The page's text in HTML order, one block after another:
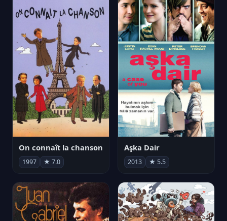
On connaît la chanson
1997 ★ 7.0
Aşka Dair
2013 ★ 5.5